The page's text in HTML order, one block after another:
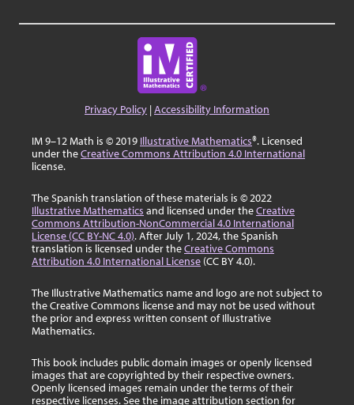
Privacy Policy |Accessibility Information
IM 9–12 Math is © 2019 Illustrative Mathematics®. Licensed
under theCreative Commons Attribution 4.0 International
license.
The Spanish translation of these materials is © 2022
Illustrative Mathematics and licensed under theCreative
Commons Attribution-NonCommercial 4.0 International
License (CC BY-NC 4.0). After July 1, 2024, the Spanish
translation is licensed under theCreative Commons
Attribution 4.0 International License (CC BY 4.0).
The Illustrative Mathematics name and logo are not subject to
the Creative Commons license and may not be used without
the prior and express written consent of Illustrative
Mathematics.
This book includes public domain images or openly licensed
images that are copyrighted by their respective owners.
Openly licensed images remain under the terms of their
respective licenses. See the image attribution section for